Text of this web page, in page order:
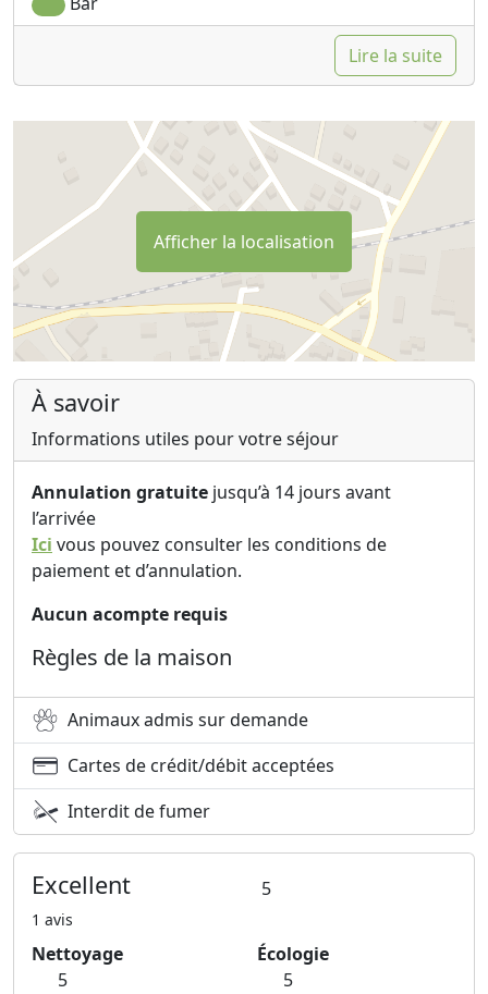
Lire la suite
Afficher la localisation
À savoir
Informations utiles pour votre séjour
Annulation gratuite jusqu’à 14 jours avant
l’arrivée
Ici vous pouvez consulter les conditions de
paiement et d’annulation.
Aucun acompte requis
Règles de la maison
Animaux admis sur demande
Cartes de crédit/débit acceptées
Interdit de fumer
Excellent 5
1 avis
Nettoyage
5
Écologie
5